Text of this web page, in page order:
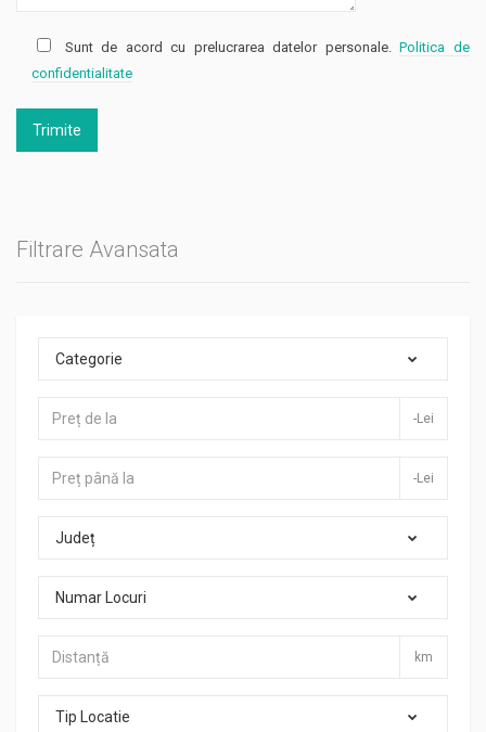
Sunt de acord cu prelucrarea datelor personale.Politica de
confidentialitate
Filtrare Avansata
Categorie
-Lei
-Lei
Județ
Numar Locuri
km
Tip Locatie